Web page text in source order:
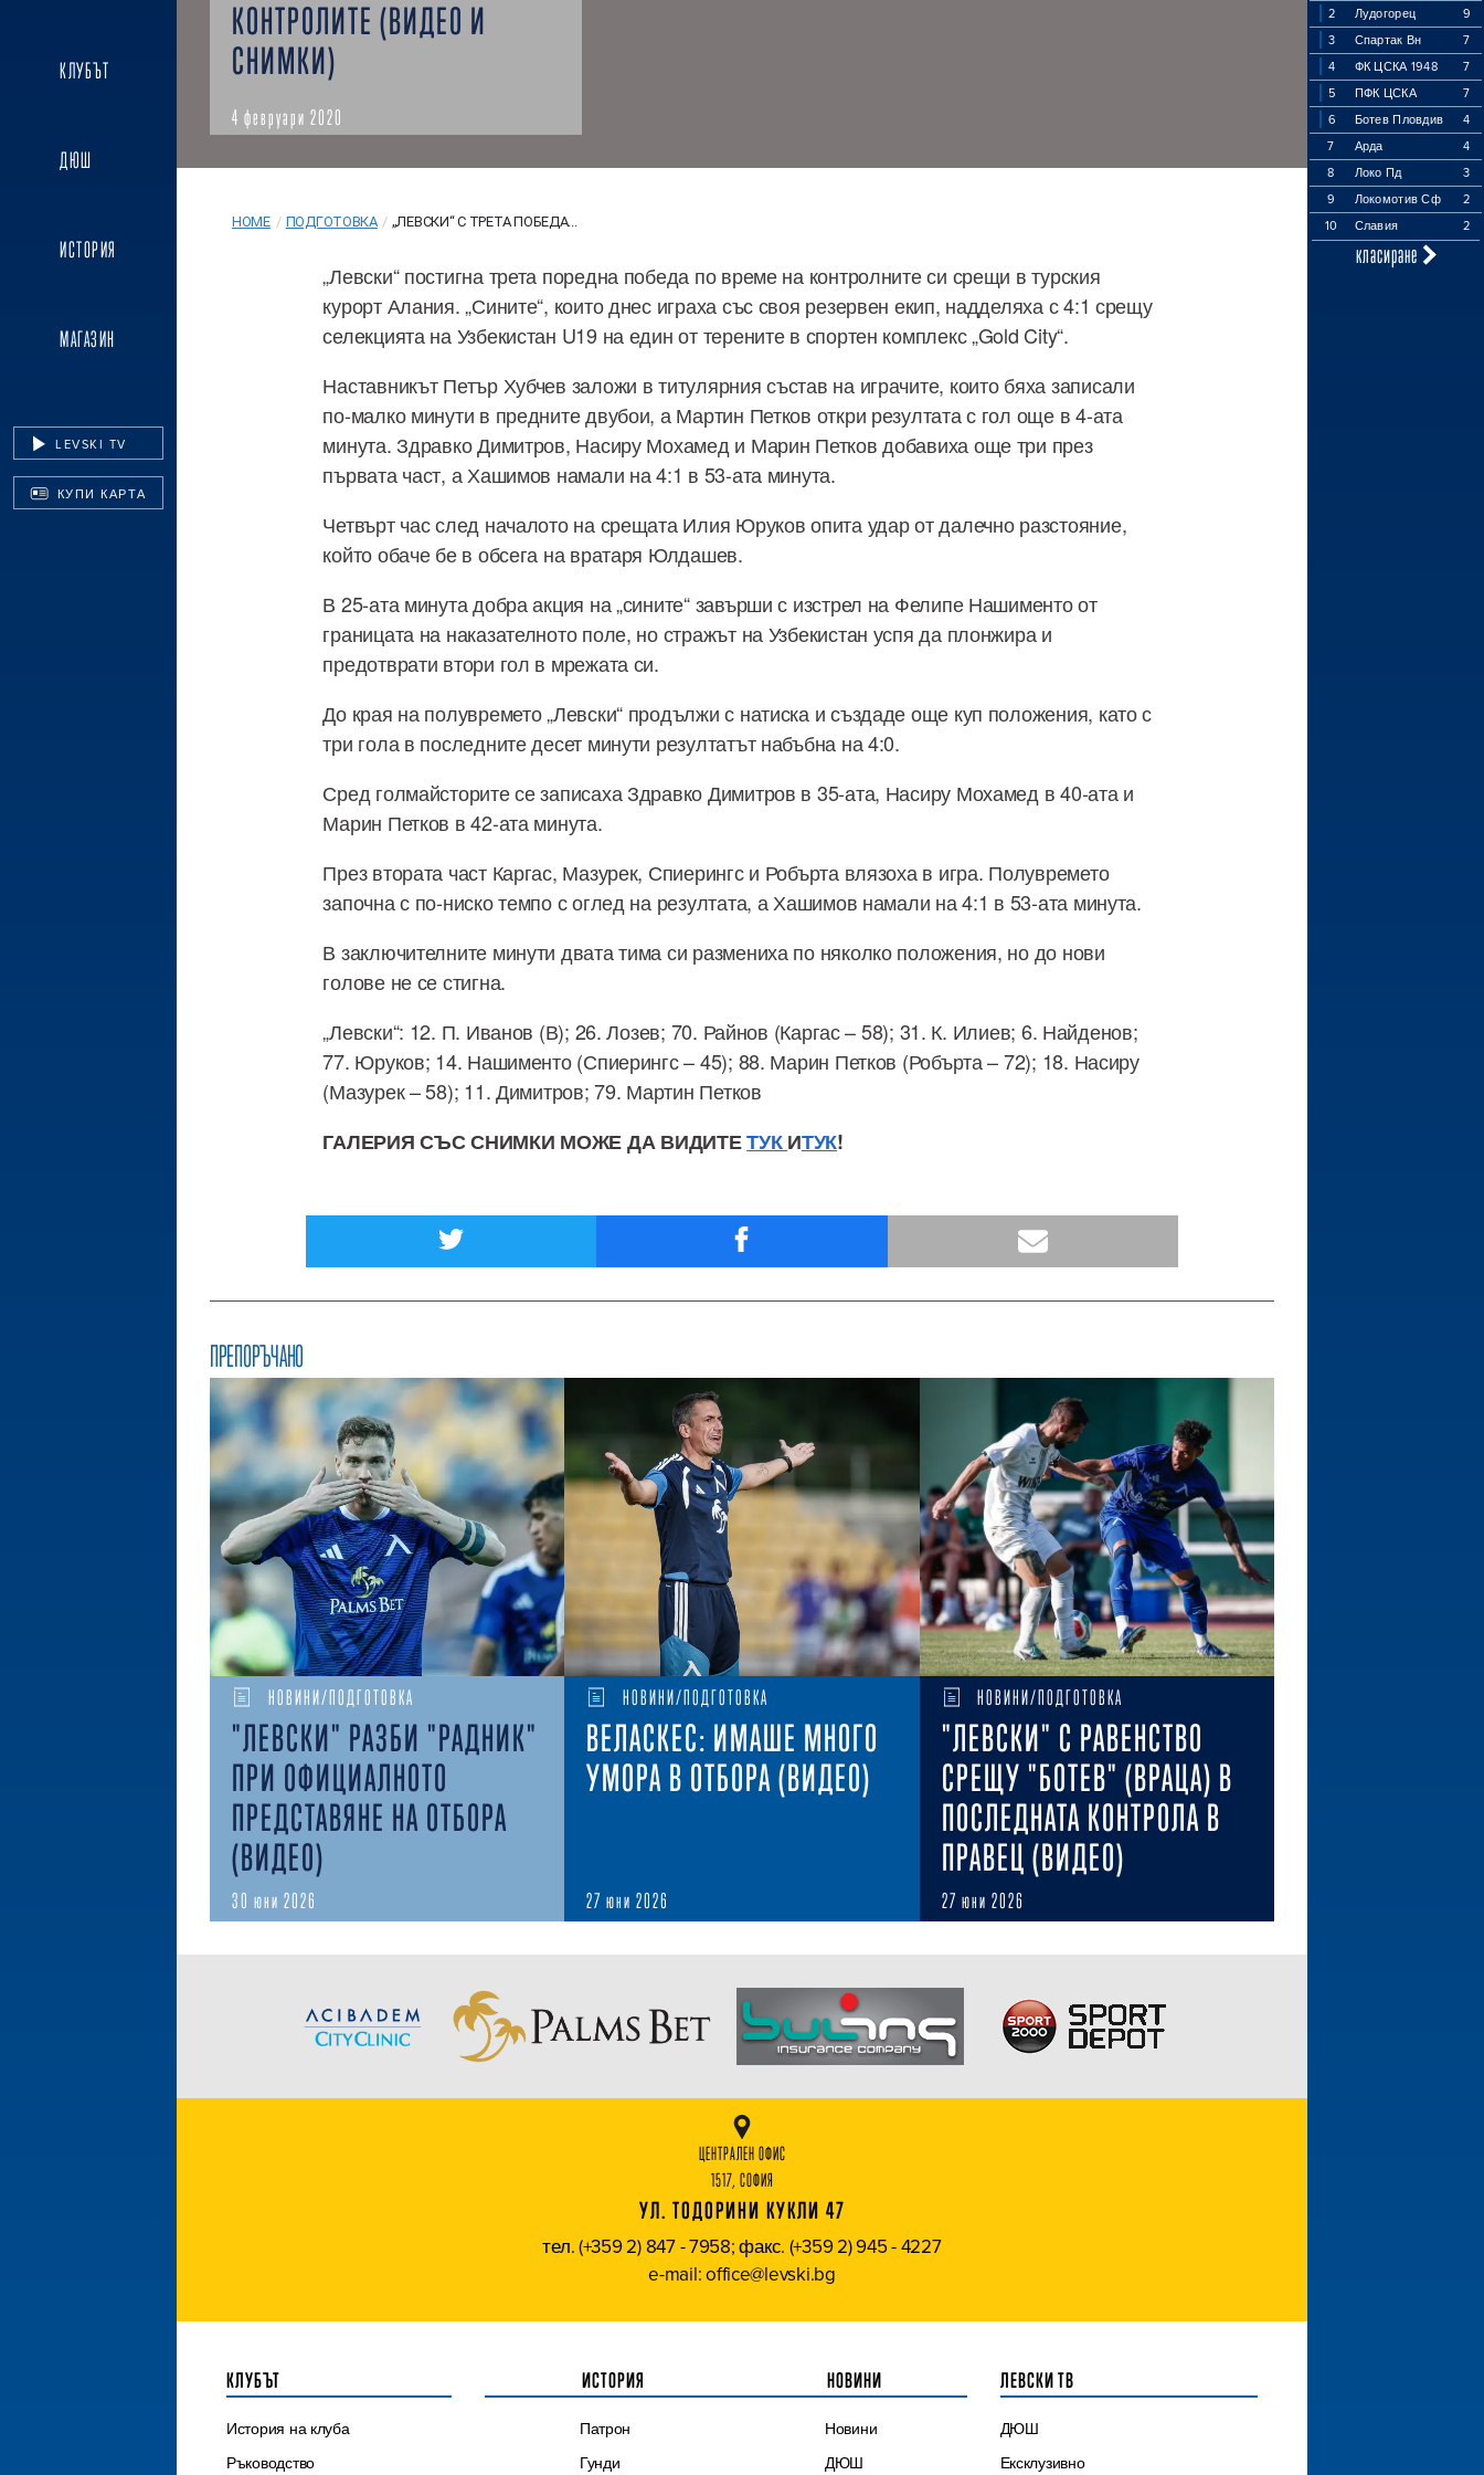
КЛУБЪТ
ДЮШ
ИСТОРИЯ
МАГАЗИН
LEVSKI TV
КУПИ КАРТА
2
Лудогорец
9
3
Спартак Вн
7
4
ФК ЦСКА 1948
7
5
ПФК ЦСКА
7
6
Ботев Пловдив
4
7
Арда
4
8
Локо Пд
3
9
Локомотив Сф
2
10
Славия 2
класиране
КОНТРОЛИТЕ (ВИДЕО И
СНИМКИ)
4 февруари 2020
HOME / ПОДГОТОВКА / „ЛЕВСКИ“ С ТРЕТА ПОБЕДА...
„Левски“ постигна трета поредна победа по време на контролните си срещи в турския
курорт Алания. „Сините“, които днес играха със своя резервен екип, надделяха с 4:1 срещу
селекцията на Узбекистан U19 на един от терените в спортен комплекс „Gold City“.
Наставникът Петър Хубчев заложи в титулярния състав на играчите, които бяха записали
по-малко минути в предните двубои, а Мартин Петков откри резултата с гол още в 4-ата
минута. Здравко Димитров, Насиру Мохамед и Марин Петков добавиха още три през
първата част, а Хашимов намали на 4:1 в 53-ата минута.
Четвърт час след началото на срещата Илия Юруков опита удар от далечно разстояние,
който обаче бе в обсега на вратаря Юлдашев.
В 25-ата минута добра акция на „сините“ завърши с изстрел на Фелипе Нашименто от
границата на наказателното поле, но стражът на Узбекистан успя да плонжира и
предотврати втори гол в мрежата си.
До края на полувремето „Левски“ продължи с натиска и създаде още куп положения, като с
три гола в последните десет минути резултатът набъбна на 4:0.
Сред голмайсторите се записаха Здравко Димитров в 35-ата, Насиру Мохамед в 40-ата и
Марин Петков в 42-ата минута.
През втората част Каргас, Мазурек, Спиерингс и Робърта влязоха в игра. Полувремето
започна с по-ниско темпо с оглед на резултата, а Хашимов намали на 4:1 в 53-ата минута.
В заключителните минути двата тима си размениха по няколко положения, но до нови
голове не се стигна.
„Левски“: 12. П. Иванов (В); 26. Лозев; 70. Райнов (Каргас – 58); 31. К. Илиев; 6. Найденов;
77. Юруков; 14. Нашименто (Спиерингс – 45); 88. Марин Петков (Робърта – 72); 18. Насиру
(Мазурек – 58); 11. Димитров; 79. Мартин Петков
ГАЛЕРИЯ СЪС СНИМКИ МОЖЕ ДА ВИДИТЕТУКИТУК!
ПРЕПОРЪЧАНО
НОВИНИ/ПОДГОТОВКА
"ЛЕВСКИ" РАЗБИ "РАДНИК"
ПРИ ОФИЦИАЛНОТО
ПРЕДСТАВЯНЕ НА ОТБОРА
(ВИДЕО)
30 юни 2026
НОВИНИ/ПОДГОТОВКА
ВЕЛАСКЕС: ИМАШЕ МНОГО
УМОРА В ОТБОРА (ВИДЕО)
27 юни 2026
НОВИНИ/ПОДГОТОВКА
"ЛЕВСКИ" С РАВЕНСТВО
СРЕЩУ "БОТЕВ" (ВРАЦА) В
ПОСЛЕДНАТА КОНТРОЛА В
ПРАВЕЦ (ВИДЕО)
27 юни 2026
ЦЕНТРАЛЕН ОФИС
1517, СОФИЯ
УЛ. ТОДОРИНИ КУКЛИ 47
тел. (+359 2) 847 - 7958; факс. (+359 2) 945 - 4227
e-mail: office@levski.bg
КЛУБЪТ
История на клуба
Ръководство
ИСТОРИЯ
Патрон
Гунди
НОВИНИ
Новини
ДЮШ
ЛЕВСКИ ТВ
ДЮШ
Ексклузивно